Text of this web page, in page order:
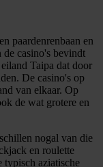
paardenrenbaan en
de casino's bevindt
Taipa dat door
De casino's op
van elkaar. Op
de wat grotere en
nogal van die
en roulette
typisch aziatische